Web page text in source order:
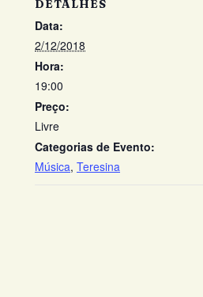
DETALHES
Data:
2/12/2018
Hora:
19:00
Preço:
Livre
Categorias de Evento:
Música, Teresina